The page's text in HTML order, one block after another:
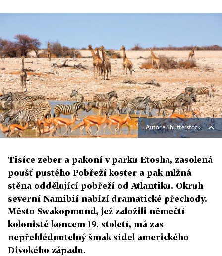
Autor ▪Shutterstock
Tisíce zeber a pakoní v parku Etosha, zasolená
poušť pustého Pobřeží koster a pak mlžná
stěna oddělující pobřeží od Atlantiku. Okruh
severní Namibií nabízí dramatické přechody.
Město Swakopmund, jež založili němečtí
kolonisté koncem 19. století, má zas
nepřehlédnutelný šmak sídel amerického
Divokého západu.